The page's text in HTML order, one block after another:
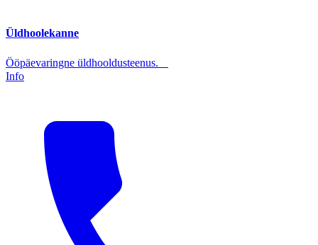
Üldhoolekanne
Ööpäevaringne üldhooldusteenus.
Info